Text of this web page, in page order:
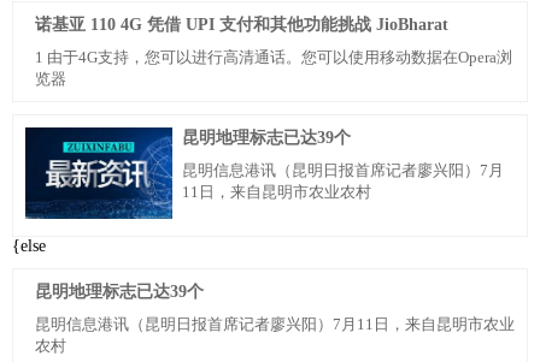
诺基亚 110 4G 凭借 UPI 支付和其他功能挑战 JioBharat
1 由于4G支持，您可以进行高清通话。您可以使用移动数据在Opera浏
览器
昆明地理标志已达39个
昆明信息港讯（昆明日报首席记者廖兴阳）7月
11日，来自昆明市农业农村
{else
昆明地理标志已达39个
昆明信息港讯（昆明日报首席记者廖兴阳）7月11日，来自昆明市农业
农村